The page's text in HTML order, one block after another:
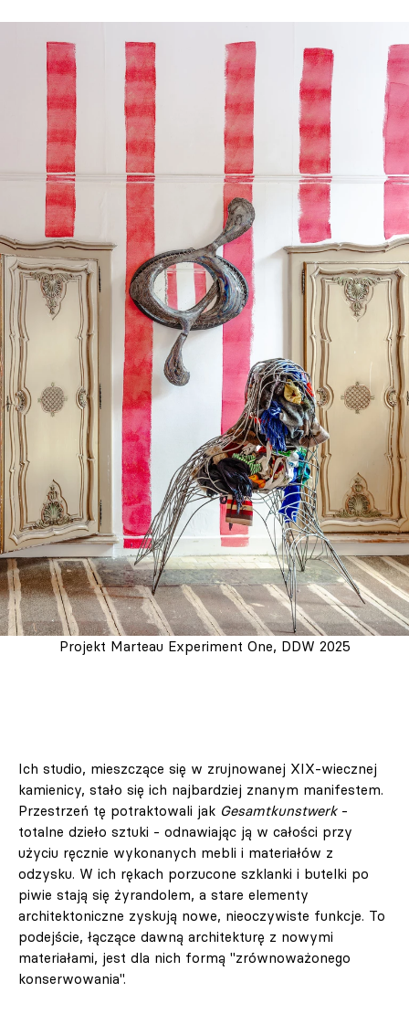
Projekt Marteau Experiment One, DDW 2025
Ich studio, mieszczące się w zrujnowanej XIX-wiecznej
kamienicy, stało się ich najbardziej znanym manifestem.
Przestrzeń tę potraktowali jak Gesamtkunstwerk-
totalne dzieło sztuki - odnawiając ją w całości przy
użyciu ręcznie wykonanych mebli i materiałów z
odzysku. W ich rękach porzucone szklanki i butelki po
piwie stają się żyrandolem, a stare elementy
architektoniczne zyskują nowe, nieoczywiste funkcje. To
podejście, łączące dawną architekturę z nowymi
materiałami, jest dla nich formą "zrównoważonego
konserwowania".